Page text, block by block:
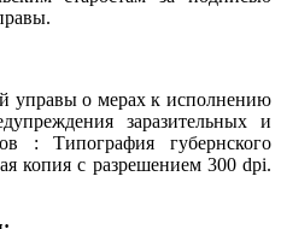
управы о мерах к исполнению
заразительных и
: Типография губернского
копия с разрешением 300 dpi.